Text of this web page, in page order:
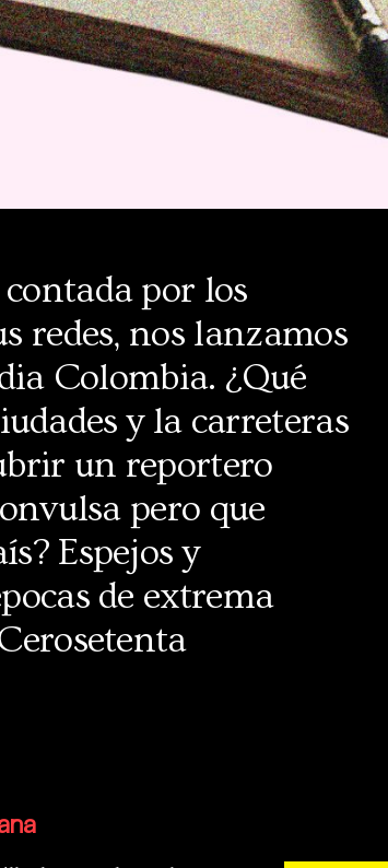
por los
redes, nos lanzamos
Colombia. ¿Qué
y la carreteras
un reportero
pero que
Espejos y
de extrema